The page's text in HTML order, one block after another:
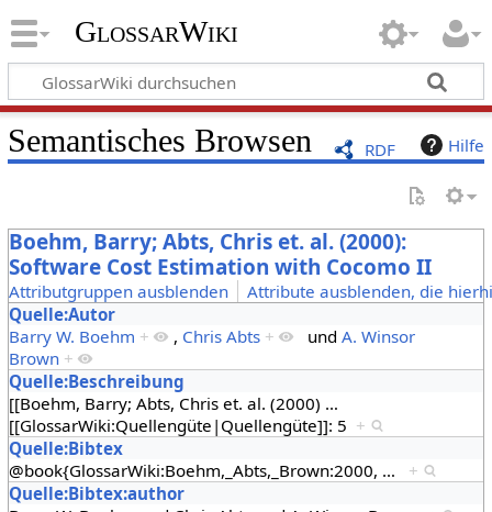
GlossarWiki
RDF Hilfe
Semantisches Browsen
Boehm, Barry; Abts, Chris et. al. (2000):
Software Cost Estimation with Cocomo II
Attributgruppen ausblenden
Attribute ausblenden, die
Quelle:Autor
Barry W. Boehm + , Chris Abts + und A. Winsor
Brown +
Quelle:Beschreibung
[[Boehm, Barry; Abts, Chris et. al. (2000) …
[[GlossarWiki:Quellengüte|Quellengüte]]: 5 +
Quelle:Bibtex
@book{GlossarWiki:Boehm,_Abts,_Brown:2000, …
+
Quelle:Bibtex:author